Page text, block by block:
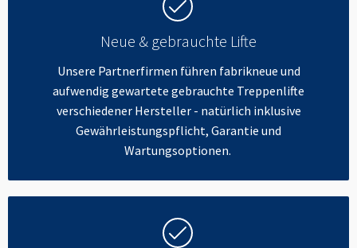
Neue & gebrauchte Lifte
Unsere Partnerfirmen führen fabrikneue und
aufwendig gewartete gebrauchte Treppenlifte
verschiedener Hersteller - natürlich inklusive
Gewährleistungspflicht, Garantie und
Wartungsoptionen.